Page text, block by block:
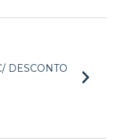
DESCONTO